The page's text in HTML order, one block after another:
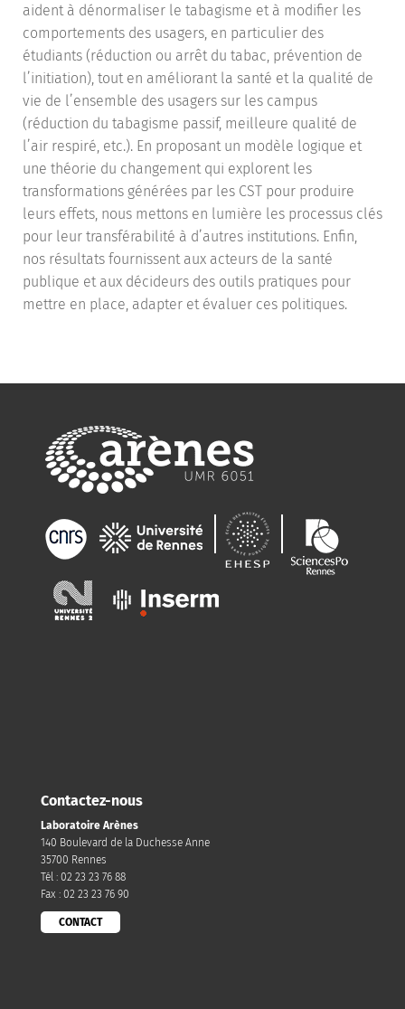
aident à dénormaliser le tabagisme et à modifier les
comportements des usagers, en particulier des
étudiants (réduction ou arrêt du tabac, prévention de
l’initiation), tout en améliorant la santé et la qualité de
vie de l’ensemble des usagers sur les campus
(réduction du tabagisme passif, meilleure qualité de
l’air respiré, etc.). En proposant un modèle logique et
une théorie du changement qui explorent les
transformations générées par les CST pour produire
leurs effets, nous mettons en lumière les processus clés
pour leur transférabilité à d’autres institutions. Enfin,
nos résultats fournissent aux acteurs de la santé
publique et aux décideurs des outils pratiques pour
mettre en place, adapter et évaluer ces politiques.
Contactez-nous
Laboratoire Arènes
140 Boulevard de la Duchesse Anne
35700 Rennes
Tél : 02 23 23 76 88
Fax : 02 23 23 76 90
CONTACT